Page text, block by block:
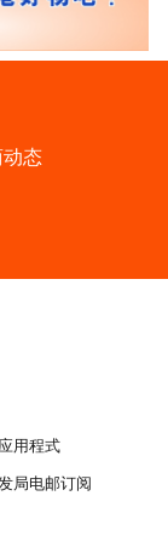
态
用程式
局电邮订阅